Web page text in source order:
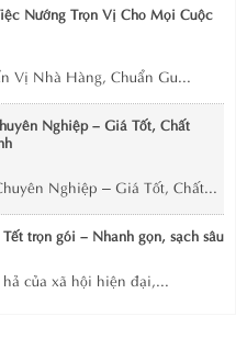
Nướng Trọn Vị Cho Mọi Cuộc
Vị Nhà Hàng, Chuẩn Gu...
Nghiệp – Giá Tốt, Chất
Nghiệp – Giá Tốt, Chất...
trọn gói – Nhanh gọn, sạch sâu
của xã hội hiện đại,...